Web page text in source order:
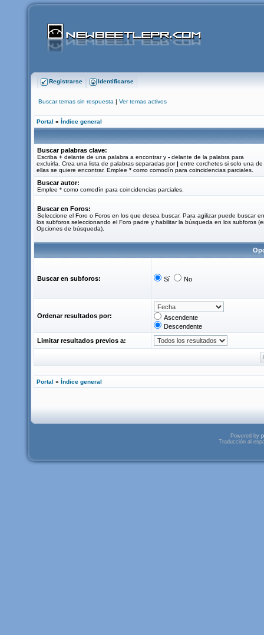
Registrarse Identificarse
Buscar temas sin respuesta | Ver temas activos
Portal » Índice general
Buscar palabras clave:
Escriba + delante de una palabra a encontrar y - delante de la palabra para
excluirla. Crea una lista de palabras separadas por| entre corchetes si solo una de
ellas se quiere encontrar. Emplee * como comodín para coincidencias parciales.
Buscar autor:
Emplee * como comodín para coincidencias parciales.
Buscar en Foros:
Seleccione el Foro o Foros en los que desea buscar. Para agilizar puede buscar en
los subforos seleccionando el Foro padre y habilitar la búsqueda en los subforos
Opciones de búsqueda).
Buscar en subforos: Sí No
Ordenar resultados por:
Ascendente
Descendente
Limitar resultados previos a:
Portal » Índice general
Powered by
Traducción al